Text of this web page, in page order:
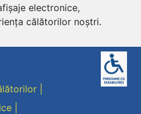
electronice,
călătorilor noștri.